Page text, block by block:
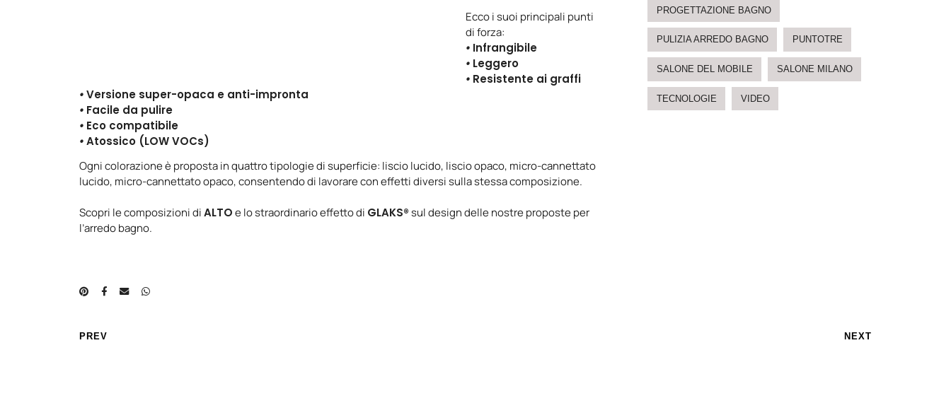
Ecco i suoi principali punti
di forza:
• Infrangibile
• Leggero
• Resistente ai graffi
•Versione super-opaca e anti-impronta
• Facile da pulire
• Eco compatibile
•Atossico (LOW VOCs)
Ogni colorazione è proposta in quattro tipologie di superficie: liscio lucido, liscio opaco, micro-cannettato
lucido, micro-cannettato opaco, consentendo di lavorare con effetti diversi sulla stessa composizione.
Scopri le composizioni diALTOe lo straordinario effetto di GLAKS®sul design delle nostre proposte per
l’arredo bagno.
PROGETTAZIONE BAGNO
PULIZIA ARREDO BAGNO PUNTOTRE
SALONE DEL MOBILE SALONE MILANO
TECNOLOGIE VIDEO
PREV NEXT